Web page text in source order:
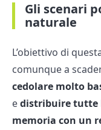
Gli scenari
naturale
L’obiettivo di
comunque a
cedolare molto
edistribuire tutte
memoria con un